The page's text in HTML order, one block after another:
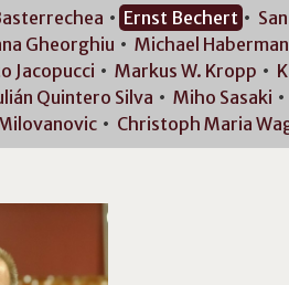
Ernst Bechert
Gheorghiu Michael
Jacopucci Markus W. Kropp
Quintero Silva Miho Sasaki
Christoph Maria